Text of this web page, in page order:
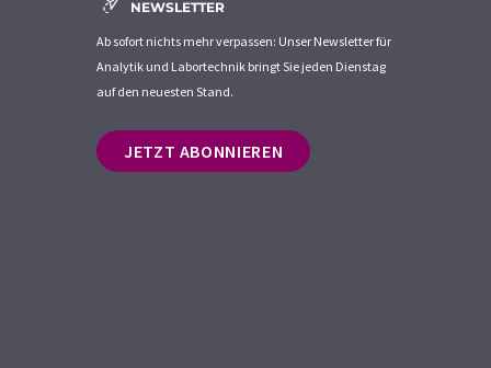
NEWSLETTER
Ab sofort nichts mehr verpassen: Unser Newsletter für
Analytik und Labortechnik bringt Sie jeden Dienstag
auf den neuesten Stand.
JETZT ABONNIEREN